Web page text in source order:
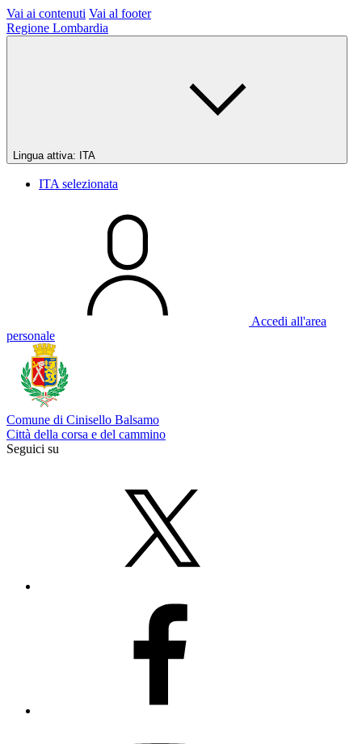
Vai ai contenuti Vai al footer
Regione Lombardia
Lingua attiva: ITA
ITA selezionata
Accedi all'area
personale
Comune di Cinisello Balsamo
Città della corsa e del cammino
Seguici su